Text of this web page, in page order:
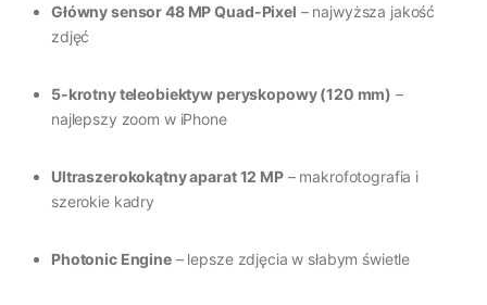
Główny sensor 48 MP Quad-Pixel – najwyższa jakość
zdjęć
5-krotny teleobiektyw peryskopowy (120 mm) –
najlepszy zoom w iPhone
Ultraszerokokątny aparat 12 MP– makrofotografia i
szerokie kadry
Photonic Engine– lepsze zdjęcia w słabym świetle